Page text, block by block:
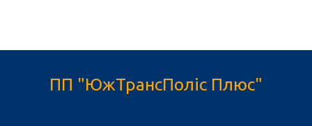
ПП "ЮжТрансПоліс Плюс"